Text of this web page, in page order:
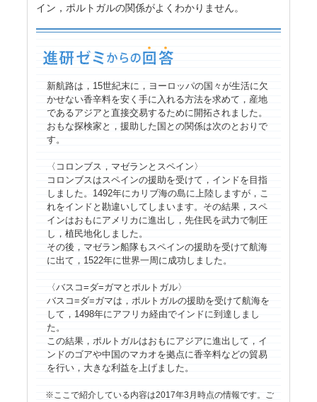
イン，ポルトガルの関係がよくわかりません。
新航路は，15世紀末に，ヨーロッパの国々が生活に欠
かせない香辛料を安く手に入れる方法を求めて，産地
であるアジアと直接交易するために開拓されました。
おもな探検家と，援助した国との関係は次のとおりで
す。
〈コロンブス，マゼランとスペイン〉
コロンブスはスペインの援助を受けて，インドを目指
しました。1492年にカリブ海の島に上陸しますが，こ
れをインドと勘違いしてしまいます。その結果，スペ
インはおもにアメリカに進出し，先住民を武力で制圧
し，植民地化しました。
その後，マゼラン船隊もスペインの援助を受けて航海
に出て，1522年に世界一周に成功しました。
〈バスコ=ダ=ガマとポルトガル〉
バスコ=ダ=ガマは，ポルトガルの援助を受けて航海を
して，1498年にアフリカ経由でインドに到達しまし
た。
この結果，ポルトガルはおもにアジアに進出して，イ
ンドのゴアや中国のマカオを拠点に香辛料などの貿易
を行い，大きな利益を上げました。
ここで紹介している内容は2017年3月時点の情報です。ご